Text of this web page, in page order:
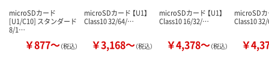
microSDカード
[U1/C10] スタンダード
8/1…
￥877～（税込）
microSDカード 【U1】
Class10 32/64/…
￥3,168～（税込）
microSDカード 【U1】
Class10 16/32/…
￥4,378～（税込）
microSDカ
Class10
￥